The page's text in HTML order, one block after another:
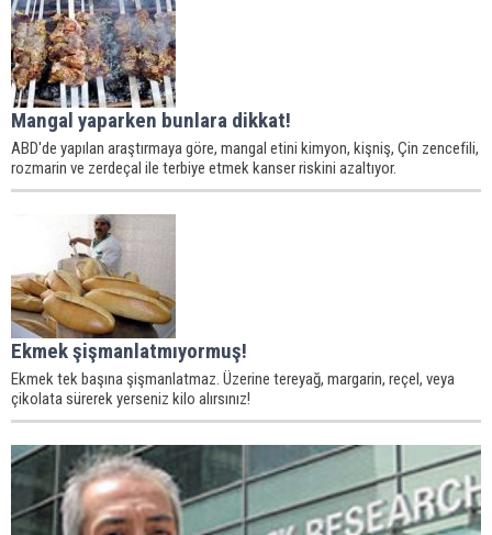
Mangal yaparken bunlara dikkat!
ABD'de yapılan araştırmaya göre, mangal etini kimyon, kişniş, Çin zencefili,
rozmarin ve zerdeçal ile terbiye etmek kanser riskini azaltıyor.
Ekmek şişmanlatmıyormuş!
Ekmek tek başına şişmanlatmaz. Üzerine tereyağ, margarin, reçel, veya
çikolata sürerek yerseniz kilo alırsınız!